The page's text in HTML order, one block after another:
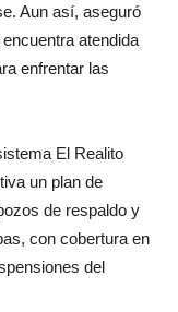
Aun así, aseguró
atendida
enfrentar las
El Realito
un plan de
de respaldo y
con cobertura en
del